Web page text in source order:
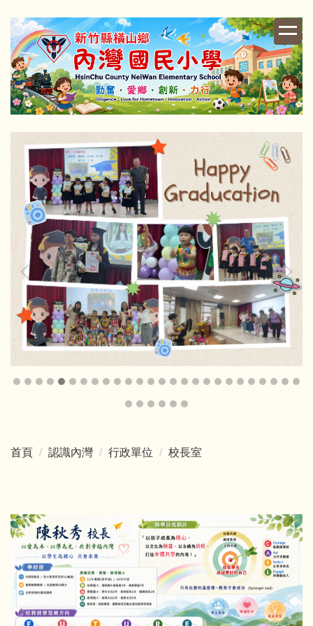
到
主
要
內
容
區
首頁 認識內灣 行政單位 校長室